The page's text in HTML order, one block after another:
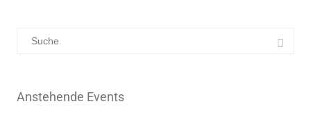
Anstehende Events